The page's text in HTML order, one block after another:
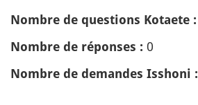
Nombre de questions Kotaete :
Nombre de réponses : 0
Nombre de demandes Isshoni :